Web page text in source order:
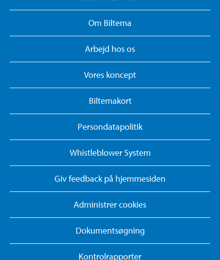
Om Biltema
Arbejd hos os
Vores koncept
Biltemakort
Persondatapolitik
Whistleblower System
Giv feedback på hjemmesiden
Administrer cookies
Dokumentsøgning
Kontrolrapporter